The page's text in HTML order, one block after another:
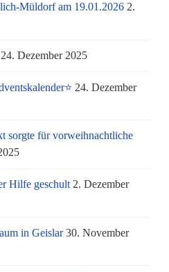
Müldorf am 19.01.2026 2.
24. Dezember 2025
24. Dezember
sorgte für vorweihnachtliche
Hilfe geschult 2. Dezember
in Geislar 30. November